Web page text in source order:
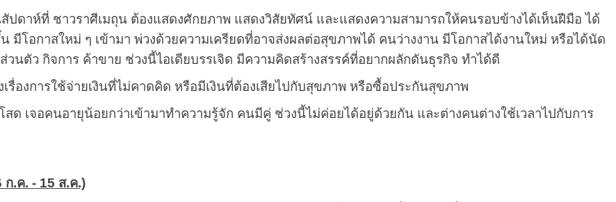
ปดาห์ที่ ชาวราศีเมถุน ต้องแสดงศักยภาพ แสดงวิสัยทัศน์ และแสดงความสามารถให้คนรอบข้างได้เห็นฝีมือ ได้
มีโอกาสใหม่ ๆ เข้ามา พ่วงด้วยความเครียดที่อาจส่งผลต่อสุขภาพได้ คนว่างงาน มีโอกาสได้งานใหม่ หรือได้นัด
นตัว กิจการ ค้าขาย ช่วงนี้ไอเดียบรรเจิด มีความคิดสร้างสรรค์ที่อยากผลักดันธุรกิจ ทำได้ดี
เรื่องการใช้จ่ายเงินที่ไม่คาดคิด หรือมีเงินที่ต้องเสียไปกับสุขภาพ หรือซื้อประกันสุขภาพ
ด เจอคนอายุน้อยกว่าเข้ามาทำความรู้จัก คนมีคู่ ช่วงนี้ไม่ค่อยได้อยู่ด้วยกัน และต่างคนต่างใช้เวลาไปกับการ
ก.ค. - 15 ส.ค.)